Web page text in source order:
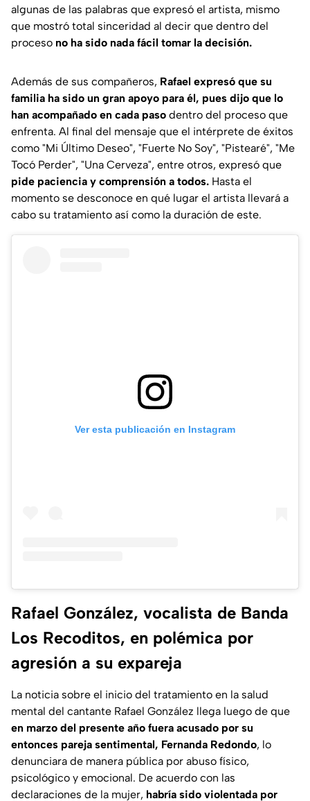
algunas de las palabras que expresó el artista, mismo
que mostró total sinceridad al decir que dentro del
proceso no ha sido nada fácil tomar la decisión.
Además de sus compañeros, Rafael expresó que su
familia ha sido un gran apoyo para él, pues dijo que lo
han acompañado en cada paso dentro del proceso que
enfrenta. Al final del mensaje que el intérprete de éxitos
como "Mi Último Deseo", "Fuerte No Soy", "Pistearé", "Me
Tocó Perder", "Una Cerveza", entre otros, expresó que
pide paciencia y comprensión a todos. Hasta el
momento se desconoce en qué lugar el artista llevará a
cabo su tratamiento así como la duración de este.
Ver esta publicación en Instagram
Rafael González, vocalista de Banda
Los Recoditos, en polémica por
agresión a su expareja
La noticia sobre el inicio del tratamiento en la salud
mental del cantante Rafael González llega luego de que
en marzo del presente año fuera acusado por su
entonces pareja sentimental, Fernanda Redondo, lo
denunciara de manera pública por abuso físico,
psicológico y emocional. De acuerdo con las
declaraciones de la mujer, habría sido violentada por